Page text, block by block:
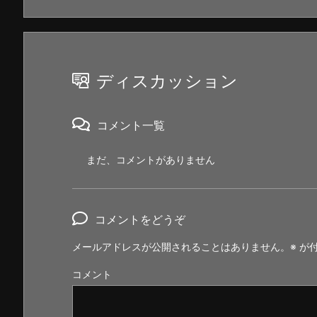
ディスカッション
コメント一覧
まだ、コメントがありません
コメントをどうぞ
メールアドレスが公開されることはありません。 ※ が
コメント